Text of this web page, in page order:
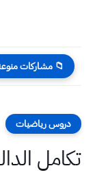
📁 مشاركات
دروس رياضيات